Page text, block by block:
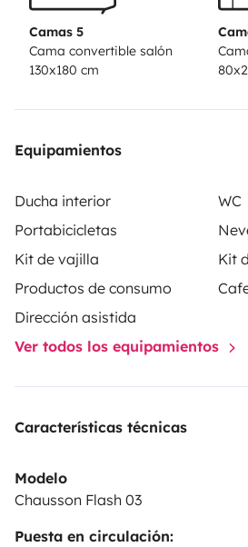
Camas 5
Cama convertible salón
130x180 cm
Equipamientos
Ducha interior
WC
Portabicicletas
Kit de vajilla
Kit
Productos de consumo
Dirección asistida
Ver todos los equipamientos
Características técnicas
Modelo
Chausson Flash 03
Puesta en circulación: